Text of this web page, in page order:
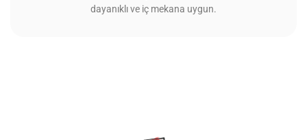
dayanıklı ve iç mekana uygun.